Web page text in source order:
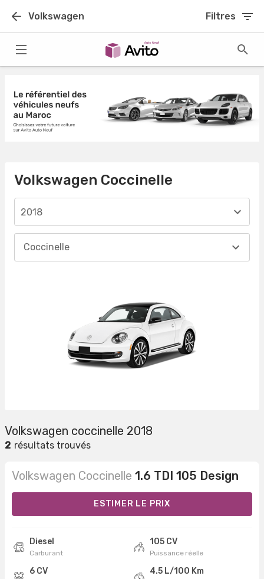
Volkswagen Filtres
Volkswagen Coccinelle
2018
Coccinelle
Volkswagen coccinelle 2018
2 résultats trouvés
Volkswagen Coccinelle 1.6 TDI 105 Design
ESTIMER LE PRIX
Diesel
Carburant
105 CV
Puissance réelle
6 CV 4.5 L/100 Km